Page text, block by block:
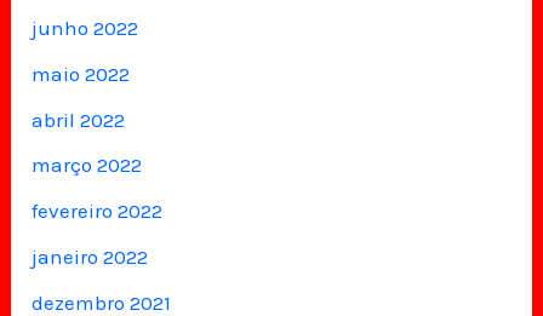
junho 2022
maio 2022
abril 2022
março 2022
fevereiro 2022
janeiro 2022
dezembro 2021